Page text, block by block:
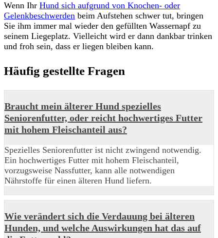
Wenn Ihr Hund sich aufgrund von Knochen- oder
Gelenkbeschwerden beim Aufstehen schwer tut, bringen
Sie ihm immer mal wieder den gefüllten Wassernapf zu
seinem Liegeplatz. Vielleicht wird er dann dankbar trinken
und froh sein, dass er liegen bleiben kann.
Häufig gestellte Fragen
Braucht mein älterer Hund spezielles
Seniorenfutter, oder reicht hochwertiges Futter
mit hohem Fleischanteil aus?
Spezielles Seniorenfutter ist nicht zwingend notwendig.
Ein hochwertiges Futter mit hohem Fleischanteil,
vorzugsweise Nassfutter, kann alle notwendigen
Nährstoffe für einen älteren Hund liefern.
Wie verändert sich die Verdauung bei älteren
Hunden, und welche Auswirkungen hat das auf